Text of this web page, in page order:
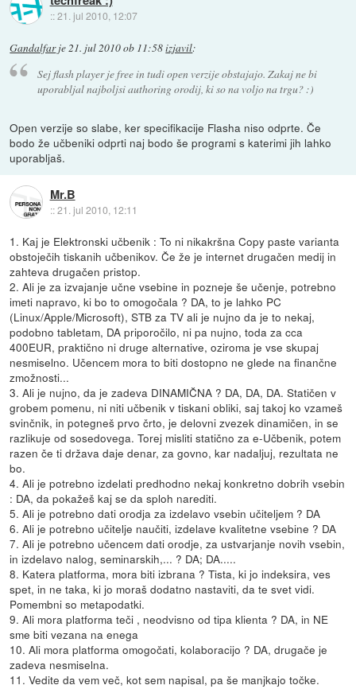
::21. jul 2010, 12:07
Gandalfarje21. jul 2010 ob 11:58izjavil:
Sej flash player je free in tudi open verzije obstajajo. Zakaj ne bi
uporabljal najboljsi authoring orodij, ki so na voljo na trgu? :)
Open verzije so slabe, ker specifikacije Flasha niso odprte. Če
bodo že učbeniki odprti naj bodo še programi s katerimi jih lahko
uporabljaš.
Mr.B
::21. jul 2010, 12:11
1. Kaj je Elektronski učbenik : To ni nikakršna Copy paste varianta
obstoječih tiskanih učbenikov. Če že je internet drugačen medij in
zahteva drugačen pristop.
2. Ali je za izvajanje učne vsebine in pozneje še učenje, potrebno
imeti napravo, ki bo to omogočala ? DA, to je lahko PC
(Linux/Apple/Microsoft), STB za TV ali je nujno da je to nekaj,
podobno tabletam, DA priporočilo, ni pa nujno, toda za cca
400EUR, praktično ni druge alternative, oziroma je vse skupaj
nesmiselno. Učencem mora to biti dostopno ne glede na finančne
zmožnosti...
3. Ali je nujno, da je zadeva DINAMIČNA ? DA, DA, DA. Statičen v
grobem pomenu, ni niti učbenik v tiskani obliki, saj takoj ko vzameš
svinčnik, in potegneš prvo črto, je delovni zvezek dinamičen, in se
razlikuje od sosedovega. Torej misliti statično za e-Učbenik, potem
razen če ti država daje denar, za govno, kar nadaljuj, rezultata ne
bo.
4. Ali je potrebno izdelati predhodno nekaj konkretno dobrih vsebin
: DA, da pokažeš kaj se da sploh narediti.
5. Ali je potrebno dati orodja za izdelavo vsebin učiteljem ? DA
6. Ali je potrebno učitelje naučiti, izdelave kvalitetne vsebine ? DA
7. Ali je potrebno učencem dati orodje, za ustvarjanje novih vsebin,
in izdelavo nalog, seminarskih,... ? DA; DA.....
8. Katera platforma, mora biti izbrana ? Tista, ki jo indeksira, ves
spet, in ne taka, ki jo moraš dodatno nastaviti, da te svet vidi.
Pomembni so metapodatki.
9. Ali mora platforma teči , neodvisno od tipa klienta ? DA, in NE
sme biti vezana na enega
10. Ali mora platforma omogočati, kolaboracijo ? DA, drugače je
zadeva nesmiselna.
11. Vedite da vem več, kot sem napisal, pa še manjkajo točke.